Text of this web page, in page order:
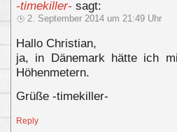
-timekiller- sagt:
2. September 2014 um 21:49 Uhr
Hallo Christian,
ja, in Dänemark hätte ich
Höhenmetern.
Grüße -timekiller-
Reply